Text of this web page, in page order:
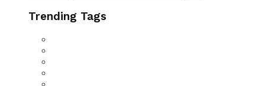
Trending Tags